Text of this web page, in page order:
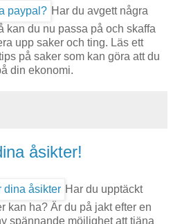
Har du avgett några
kan du nu passa på och skaffa
upp saker och ting. Läs ett
på saker som kan göra att du
din ekonomi.
åsikter!
Har du upptäckt
kan ha? Är du på jakt efter en
spännande möjlighet att tjäna